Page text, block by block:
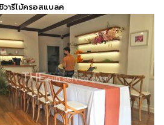
ชิวารีไม้ครอสแบลค